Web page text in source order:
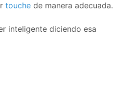
touche de manera adecuada.
inteligente diciendo esa